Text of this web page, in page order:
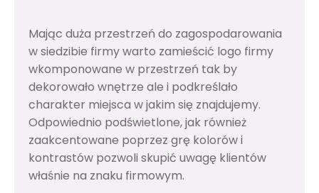
Mając duża przestrzeń do zagospodarowania
w siedzibie firmy warto zamieścić logo firmy
wkomponowane w przestrzeń tak by
dekorowało wnętrze ale i podkreślało
charakter miejsca w jakim się znajdujemy.
Odpowiednio podświetlone, jak również
zaakcentowane poprzez grę kolorów i
kontrastów pozwoli skupić uwagę klientów
właśnie na znaku firmowym.